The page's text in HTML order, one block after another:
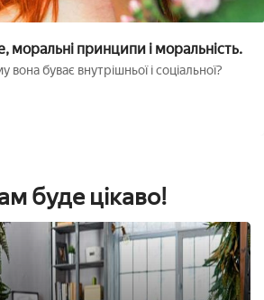
моральні принципи і моральність.
буває внутрішньої і соціальної?
буде цікаво!